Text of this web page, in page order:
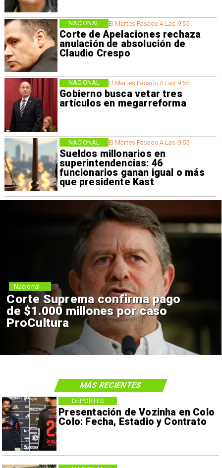
El Martes Pasado A Las 9:55
Corte de Apelaciones rechaza
anulación de absolución de
Claudio Crespo
NACIONAL
El Martes Pasado A Las 9:55
Gobierno busca vetar tres
artículos en megarreforma
NACIONAL
El Martes Pasado A Las 9:55
Sueldos millonarios en
superintendencias: 46
funcionarios ganan igual o más
que presidente Kast
NACIONAL
Corte Suprema confirma pago
de $1.000 millones por caso
ProCultura
Nacional
Presentación de Vozinha en Colo
Colo: Fecha, Estadio y Contrato
DEPORTES
MÁS RECIENTES